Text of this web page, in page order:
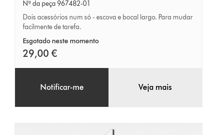
Nº da peça 967482-01
Dois acessórios num só - escova e bocal largo. Para mudar
facilmente de tarefa.
Esgotado neste momento
29,00 €
Notificar-me Veja mais